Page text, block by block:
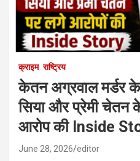
क्राइम राष्ट्रिय
केतन अग्रवाल मर्डर
सिया और प्रेमी चेतन
आरोप की Inside
June 28, 2026 editor